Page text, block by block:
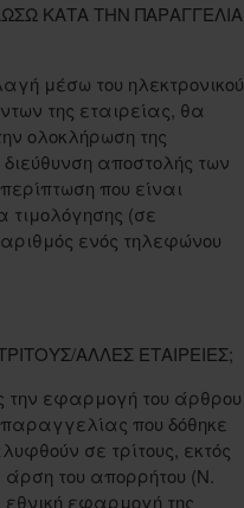
ΚΑΤΑ ΤΗΝ ΠΑΡΑΓΓΕΛΙΑ
μέσω του ηλεκτρονικού
της εταιρείας, θα
ολοκλήρωση της
αποστολής των
που είναι
τιμολόγησης (σε
ενός τηλεφώνου
ΑΛΛΕΣ ΕΤΑΙΡΕΙΕΣ;
την εφαρμογή του άρθρου
που δόθηκε
σε τρίτους, εκτός
άρση του απορρήτου (Ν.
εφαρμογή της